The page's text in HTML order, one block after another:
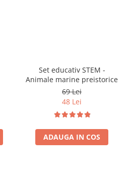
Set educativ STEM -
Animale marine preistorice
69 Lei
48 Lei
ADAUGA IN COS